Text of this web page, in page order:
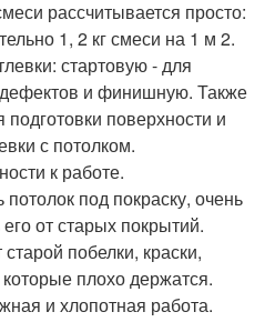
рассчитывается просто:
1, 2 кг смеси на 1 м 2.
стартовую - для
и финишную. Также
подготовки поверхности и
с потолком.
к работе.
под покраску, очень
от старых покрытий.
побелки, краски,
плохо держатся.
и хлопотная работа.